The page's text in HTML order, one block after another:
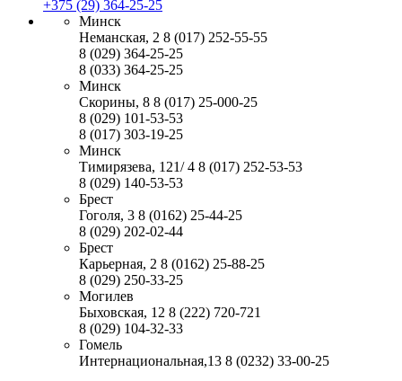
+375 (29) 364-25-25
Минск
Неманская, 2 8 (017) 252-55-55
8 (029) 364-25-25
8 (033) 364-25-25
Минск
Скорины, 8 8 (017) 25-000-25
8 (029) 101-53-53
8 (017) 303-19-25
Минск
Тимирязева, 121/ 4 8 (017) 252-53-53
8 (029) 140-53-53
Брест
Гоголя, 3 8 (0162) 25-44-25
8 (029) 202-02-44
Брест
Карьерная, 2 8 (0162) 25-88-25
8 (029) 250-33-25
Могилев
Быховская, 12 8 (222) 720-721
8 (029) 104-32-33
Гомель
Интернациональная,13 8 (0232) 33-00-25